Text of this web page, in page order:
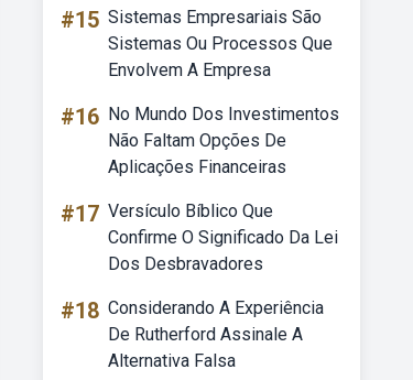
#15 Sistemas Empresariais São
Sistemas Ou Processos Que
Envolvem A Empresa
#16 No Mundo Dos Investimentos
Não Faltam Opções De
Aplicações Financeiras
#17 Versículo Bíblico Que
Confirme O Significado Da Lei
Dos Desbravadores
#18 Considerando A Experiência
De Rutherford Assinale A
Alternativa Falsa